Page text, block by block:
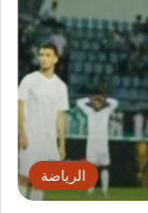
الرياضة